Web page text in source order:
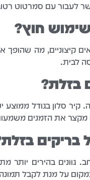
לעבור עם סמרטוט
חוץ?
מה שהופך
לבית.
בזלת?
קיר סלון בגודל
מקצר את הזמנים
בריקים
גוונים בהירים יותר
על מנת לקבל